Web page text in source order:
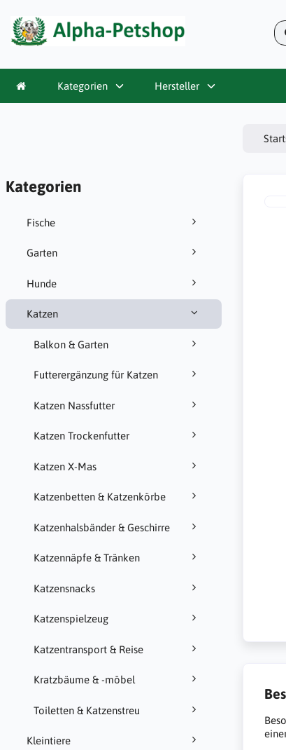
Kategorien Hersteller
Kategorien
Fische
Garten
Hunde
Katzen
Balkon & Garten
Futterergänzung für Katzen
Katzen Nassfutter
Katzen Trockenfutter
Katzen X-Mas
Katzenbetten & Katzenkörbe
Katzenhalsbänder & Geschirre
Katzennäpfe & Tränken
Katzensnacks
Katzenspielzeug
Katzentransport & Reise
Kratzbäume & -möbel
Toiletten & Katzenstreu
Kleintiere